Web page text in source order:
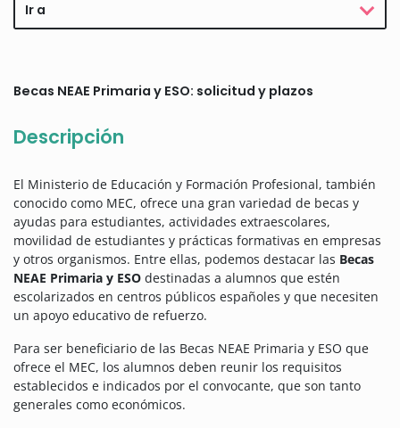
Ir a
Becas NEAE Primaria y ESO: solicitud y plazos
Descripción
El Ministerio de Educación y Formación Profesional, también
conocido como MEC, ofrece una gran variedad de becas y
ayudas para estudiantes, actividades extraescolares,
movilidad de estudiantes y prácticas formativas en empresas
y otros organismos. Entre ellas, podemos destacar las Becas
NEAE Primaria y ESO destinadas a alumnos que estén
escolarizados en centros públicos españoles y que necesiten
un apoyo educativo de refuerzo.
Para ser beneficiario de las Becas NEAE Primaria y ESO que
ofrece el MEC, los alumnos deben reunir los requisitos
establecidos e indicados por el convocante, que son tanto
generales como económicos.